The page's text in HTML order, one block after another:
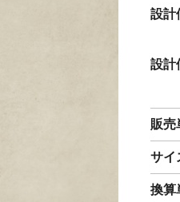
設計
設計
販売
サイ
換算